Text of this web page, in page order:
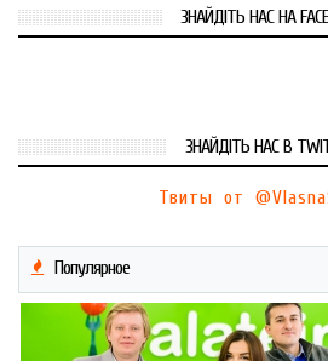
ЗНАЙДІТЬ НАС НА
ЗНАЙДІТЬ НАС В
Твиты от
Популярное